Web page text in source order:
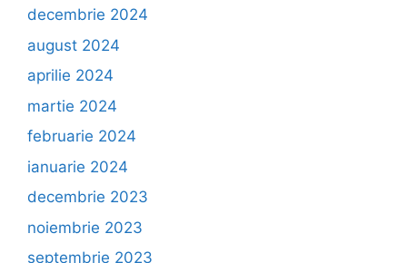
decembrie 2024
august 2024
aprilie 2024
martie 2024
februarie 2024
ianuarie 2024
decembrie 2023
noiembrie 2023
septembrie 2023